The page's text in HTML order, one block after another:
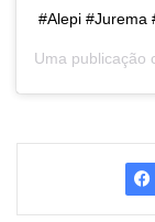
#Alepi #Jurema
Uma publicação